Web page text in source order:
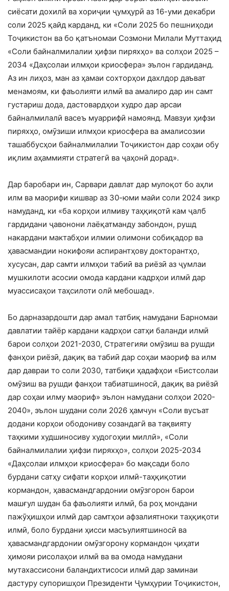
сиёсати дохилӣ ва хориҷии ҷумҳурӣ аз 16-уми декабри
соли 2025 қайд карданд, ки «Соли 2025 бо пешниҳоди
Тоҷикистон ва бо қатъномаи Созмони Милали Муттаҳид
«Соли байналмилалии ҳифзи пиряхҳо» ва солҳои 2025 –
2034 «Даҳсолаи илмҳои криосфера» эълон гардиданд.
Аз ин лиҳоз, ман аз ҳамаи сохторҳои дахлдор даъват
менамоям, ки фаъолияти илмӣ ва амалиро дар ин самт
густариш дода, дастовардҳои худро дар арсаи
байналмилалӣ васеъ муаррифӣ намоянд. Мавзуи ҳифзи
пиряхҳо, омӯзиши илмҳои криосфера ва амалисозии
ташаббусҳои байналмилалии Тоҷикистон дар соҳаи обу
иқлим аҳаммияти стратегӣ ва ҷаҳонӣ дорад».
Дар баробари ин, Сарвари давлат дар мулоқот бо аҳли
илм ва маорифи кишвар аз 30-юми майи соли 2024 зикр
намуданд, ки «ба корҳои илмиву таҳқиқотӣ кам ҷалб
гардидани ҷавонони лаёқатманду забондон, рушд
накардани мактабҳои илмии олимони собиқадор ва
ҳавасмандии нокифояи аспирантҳову докторантҳо,
хусусан, дар самти илмҳои табиӣ ва риёзӣ аз ҷумлаи
мушкилоти асосии омода кардани кадрҳои илмӣ дар
муассисаҳои таҳсилоти олӣ мебошад».
Бо дарназардошти дар амал татбиқ намудани Барномаи
давлатии тайёр кардани кадрҳои сатҳи баланди илмӣ
барои солҳои 2021-2030, Стратегияи омӯзиш ва рушди
фанҳои риёзӣ, дақиқ ва табиӣ дар соҳаи маориф ва илм
дар давраи то соли 2030, татбиқи ҳадафҳои «Бистсолаи
омӯзиш ва рушди фанҳои табиатшиносӣ, дақиқ ва риёзӣ
дар соҳаи илму маориф» эълон намудани солҳои 2020-
2040», эълон шудани соли 2026 ҳамчун «Соли вусъат
додани корҳои ободониву созандагӣ ва тақвияту
таҳкими худшиносиву худогоҳии миллӣ», «Соли
байналмилалии ҳифзи пиряхҳо», солҳои 2025-2034
«Даҳсолаи илмҳои криосфера» бо мақсади боло
бурдани сатҳу сифати корҳои илмӣ-таҳқиқотии
кормандон, ҳавасмандгардонии омӯзгорон барои
машғул шудан ба фаъолияти илмӣ, ба роҳ мондани
пажӯҳишҳои илмӣ дар самтҳои афзалиятноки таҳқиқоти
илмӣ, боло бурдани ҳисси масъулиятшиносӣ ва
ҳавасмандгардонии омӯзгорону кормандон ҷиҳати
ҳимояи рисолаҳои илмӣ ва ва омода намудани
мутахассисони баландихтисоси илмӣ дар заминаи
дастуру супоришҳои Президенти Ҷумҳурии Тоҷикистон,